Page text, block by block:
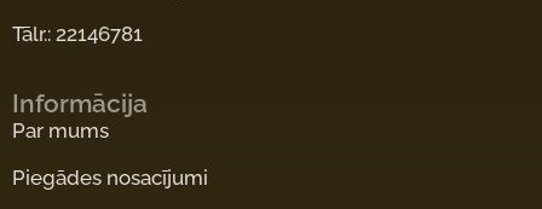
Tālr.: 22146781
Informācija
Par mums
Piegādes nosacījumi